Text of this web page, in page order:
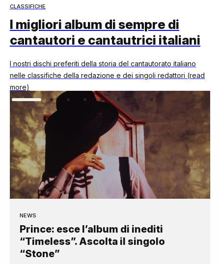
CLASSIFICHE
I migliori album di sempre di
cantautori e cantautrici italiani
I nostri dischi preferiti della storia del cantautorato italiano
nelle classifiche della redazione e dei singoli redattori (read
more)
NEWS
Prince: esce l’album di inediti
“Timeless”. Ascolta il singolo
“Stone”